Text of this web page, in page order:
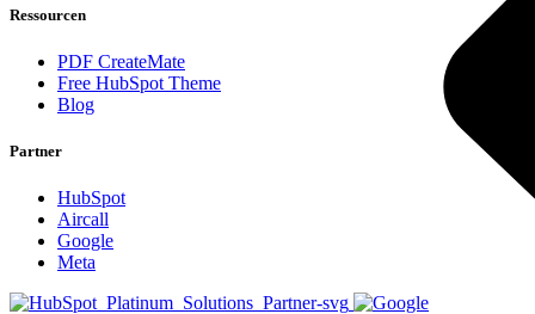
Ressourcen
PDF CreateMate
Free HubSpot Theme
Blog
Partner
HubSpot
Aircall
Google
Meta